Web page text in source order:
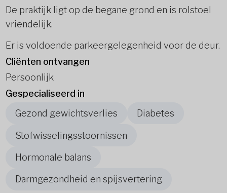
De praktijk ligt op de begane grond en is rolstoel
vriendelijk.
Er is voldoende parkeergelegenheid voor de deur.
Cliënten ontvangen
Persoonlijk
Gespecialiseerd in
Gezond gewichtsverlies
Diabetes
Stofwisselingsstoornissen
Hormonale balans
Darmgezondheid en spijsvertering